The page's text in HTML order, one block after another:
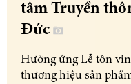
tâm Truyền
Đức
Hưởng ứng Lễ tôn
thương hiệu sản